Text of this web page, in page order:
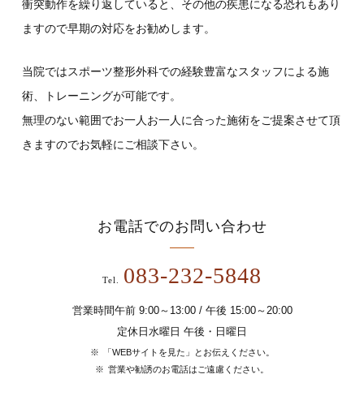
衝突動作を繰り返していると、その他の疾患になる恐れもあり
ますので早期の対応をお勧めします。
当院ではスポーツ整形外科での経験豊富なスタッフによる施
術、トレーニングが可能です。
無理のない範囲でお一人お一人に合った施術をご提案させて頂
きますのでお気軽にご相談下さい。
お電話でのお問い合わせ
Tel. 083-232-5848
営業時間午前 9:00～13:00 / 午後 15:00～20:00
定休日水曜日 午後・日曜日
「WEBサイトを見た」とお伝えください。
営業や勧誘のお電話はご遠慮ください。